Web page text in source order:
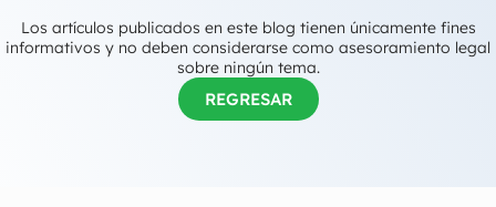
Los artículos publicados en este blog tienen únicamente fines
informativos y no deben considerarse como asesoramiento legal
sobre ningún tema.
REGRESAR